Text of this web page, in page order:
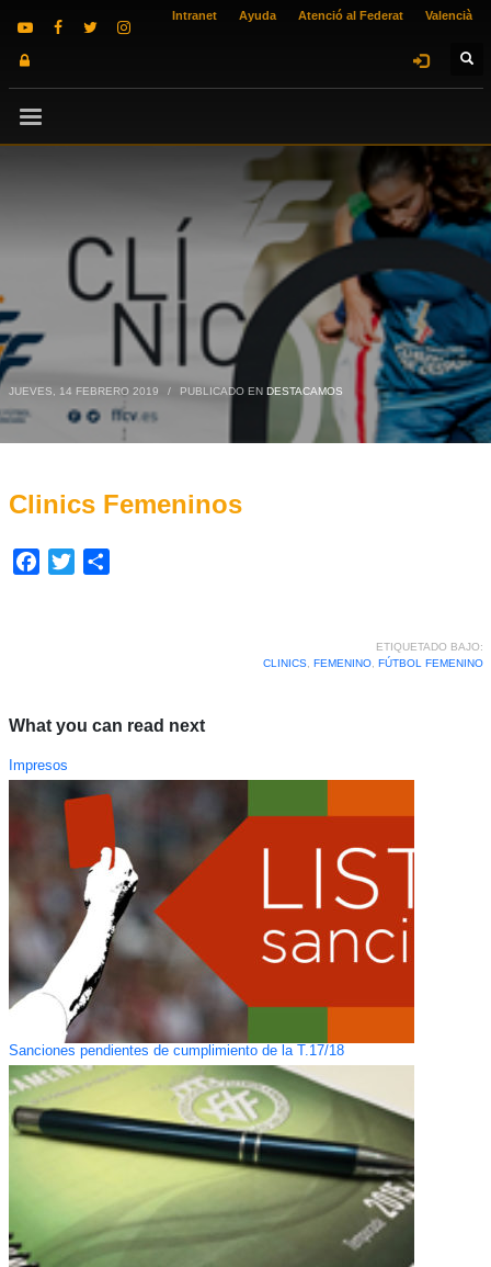
Intranet Ayuda Atenció al Federat Valencià
JUEVES, 14 FEBRERO 2019 / PUBLICADO EN DESTACAMOS
Clinics Femeninos
Facebook
Twitter
ETIQUETADO BAJO:
CLINICS, FEMENINO, FÚTBOL FEMENINO
What you can read next
Impresos
Sanciones pendientes de cumplimiento de la T.17/18